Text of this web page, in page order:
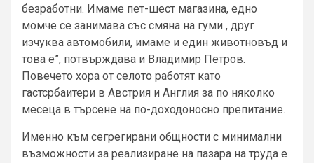
безработни. Имаме пет-шест магазина, едно
момче се занимава със смяна на гуми , друг
изчуква автомобили, имаме и един животновъд и
това е”, потвърждава и Владимир Петров.
Повечето хора от селото работят като
гастсрбаитери в Австрия и Англия за по няколко
месеца в търсене на по-доходоносно препитание.
Именно към сегрегирани общности с минимални
възможности за реализиране на пазара на труда е